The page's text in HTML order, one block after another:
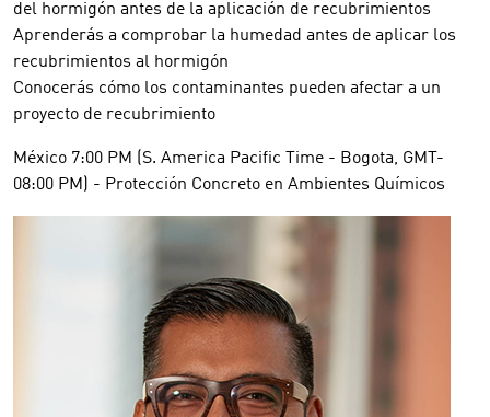
del hormigón antes de la aplicación de recubrimientos
Aprenderás a comprobar la humedad antes de aplicar los
recubrimientos al hormigón
Conocerás cómo los contaminantes pueden afectar a un
proyecto de recubrimiento
México 7:00 PM (S. America Pacific Time - Bogota, GMT-
08:00 PM) - Protección Concreto en Ambientes Químicos